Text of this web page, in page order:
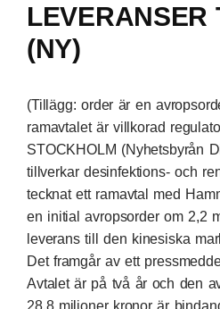
LEVERANSER
(NY)
(Tillägg: order är en
ramavtalet är villkorad
STOCKHOLM (Nyhetsbyrån
tillverkar desinfektions- och
tecknat ett ramavtal med
en initial avropsorder om 2,2
leverans till den kinesiska
Det framgår av ett
Avtalet är på två år och den
28,8 miljoner kronor är